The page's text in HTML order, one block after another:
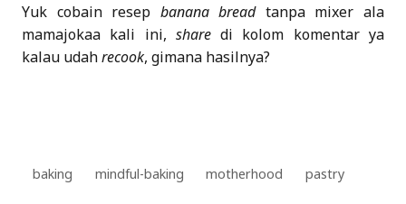
Yuk cobain resep banana breadtanpa mixer ala
mamajokaa kali ini, sharedi kolom komentar ya
kalau udahrecook, gimana hasilnya?
baking mindful-baking motherhood pastry